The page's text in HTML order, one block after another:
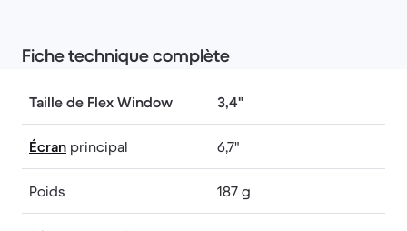
Fiche technique complète
Taille de Flex Window 3,4"
Écran principal 6,7"
Poids 187 g